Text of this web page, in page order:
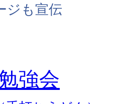
ジも宣伝
強会